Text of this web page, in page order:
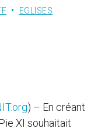
EGLISES
) – En créant
XI souhaitait